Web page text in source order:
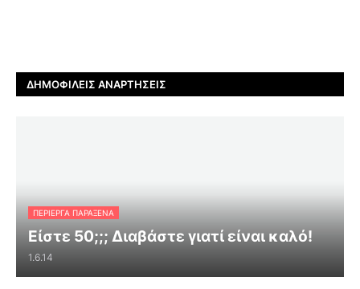
ΔΗΜΟΦΙΛΕΊΣ ΑΝΑΡΤΉΣΕΙΣ
ΠΕΡΊΕΡΓΑ ΠΑΡΆΞΕΝΑ
Είστε 50;;; Διαβάστε γιατί είναι καλό!
1.6.14